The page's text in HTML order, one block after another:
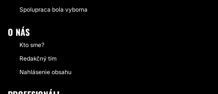
Spolupraca bola vyborna
O NÁS
Kto sme?
Redakčný tím
Nahlásenie obsahu